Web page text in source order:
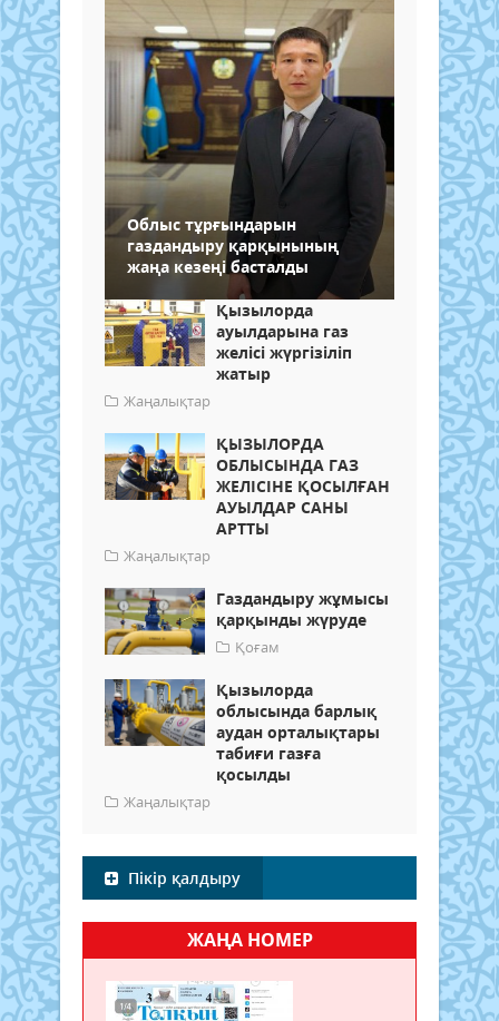
Облыс тұрғындарын
газдандыру қарқынының
жаңа кезеңі басталды
Қызылорда
ауылдарына газ
желісі жүргізіліп
жатыр
Жаңалықтар
ҚЫЗЫЛОРДА
ОБЛЫСЫНДА ГАЗ
ЖЕЛІСІНЕ ҚОСЫЛҒАН
АУЫЛДАР САНЫ
АРТТЫ
Жаңалықтар
Газдандыру жұмысы
қарқынды жүруде
Қоғам
Қызылорда
облысында барлық
аудан орталықтары
табиғи газға
қосылды
Жаңалықтар
Пікір қалдыру
ЖАҢА НОМЕР